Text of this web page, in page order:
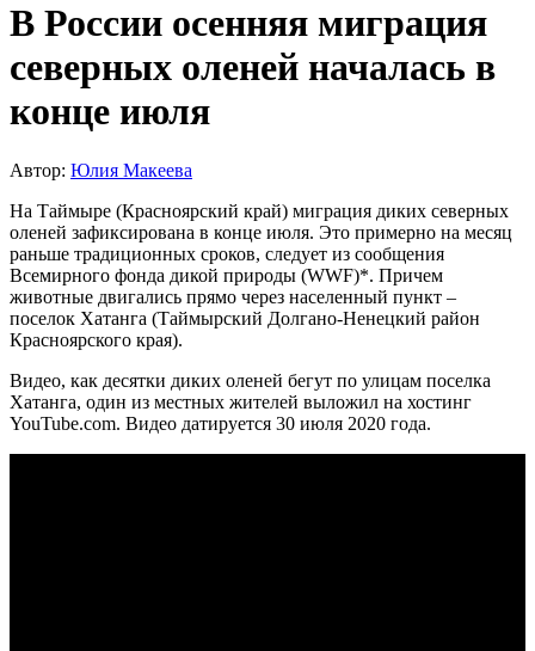
В России осенняя миграция
северных оленей началась в
конце июля
Автор: Юлия Макеева
На Таймыре (Красноярский край) миграция диких северных
оленей зафиксирована в конце июля. Это примерно на месяц
раньше традиционных сроков, следует из сообщения
Всемирного фонда дикой природы (WWF)*. Причем
животные двигались прямо через населенный пункт –
поселок Хатанга (Таймырский Долгано-Ненецкий район
Красноярского края).
Видео, как десятки диких оленей бегут по улицам поселка
Хатанга, один из местных жителей выложил на хостинг
YouTube.com. Видео датируется 30 июля 2020 года.